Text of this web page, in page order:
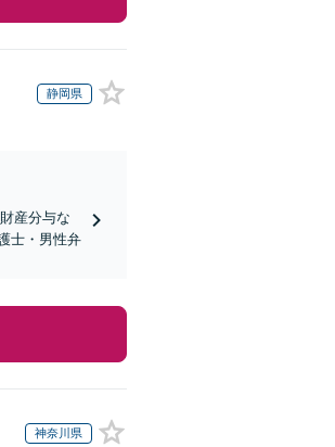
静岡県
産分与な
士・男性弁
神奈川県